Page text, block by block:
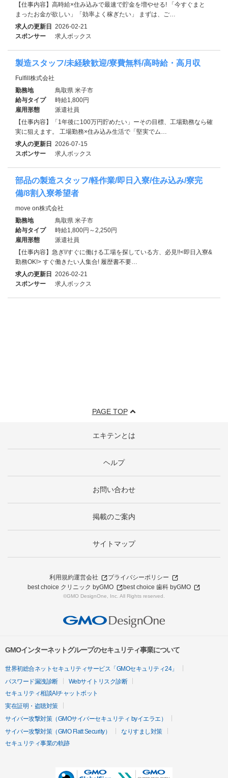
【仕事内容】高時給×住み込みで最速で貯金を増やせる! 「今すぐまと
まったお金が欲しい」「効率よく稼ぎたい」 まずは、ご…
求人の更新日 2026-02-21
スポンサー
求人ボックス
製造スタッフ/未経験歓迎/寮費無料/高時給・高月収
Fulfill株式会社
勤務地
鳥取県 米子市
給与タイプ
時給1,800円
雇用形態
派遣社員
【仕事内容】「1年後に100万円貯めたい」ーその目標、工場勤務なら確
実に狙えます。 工場勤務×住み込み生活で「堅実でム…
求人の更新日 2026-07-15
スポンサー
求人ボックス
部品の製造スタッフ/軽作業/即日入寮/住み込み/寮完
備/8割入寮希望者
move on株式会社
勤務地
鳥取県 米子市
給与タイプ
時給1,800円～2,250円
雇用形態
派遣社員
【仕事内容】急ぎ!/すぐに働ける工場を探している方、必見!!<即日入寮&
勤務OK!> すぐ働きたい人集合! 履歴書不要…
求人の更新日 2026-02-21
スポンサー
求人ボックス
PAGE TOP
エキテンとは
ヘルプ
お問い合わせ
掲載のご案内
サイトマップ
利用規約運営会社
プライバシーポリシー
best choice クリニック byGMO
best choice 歯科 byGMO
©GMO DesignOne, Inc. All Rights reserved.
GMOインターネットグループのセキュリティ事業について
世界初総合ネットセキュリティサービス「GMOセキュリティ24」
パスワード漏洩診断
Webサイトリスク診断
セキュリティ相談AIチャットボット
実在証明・盗聴対策
サイバー攻撃対策（GMOサイバーセキュリティ byイエラエ）
サイバー攻撃対策（GMO Flatt Security）
なりすまし対策
セキュリティ事業の軌跡